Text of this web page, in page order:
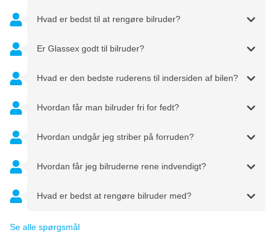
Hvad er bedst til at rengøre bilruder?
Er Glassex godt til bilruder?
Hvad er den bedste ruderens til indersiden af bilen?
Hvordan får man bilruder fri for fedt?
Hvordan undgår jeg striber på forruden?
Hvordan får jeg bilruderne rene indvendigt?
Hvad er bedst at rengøre bilruder med?
Se alle spørgsmål